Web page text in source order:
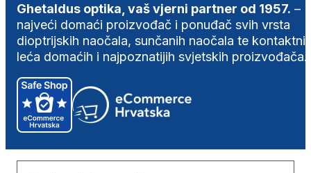
Ghetaldus optika, vaš vjerni partner od 1957. –
najveći domaći proizvođač i ponuđač svih vrsta
dioptrijskih naočala, sunčanih naočala te
leća domaćih i najpoznatijih svjetskih proizvođača.